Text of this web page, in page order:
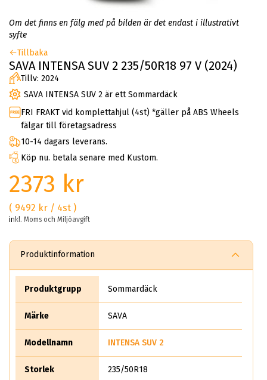
Om det finns en fälg med på bilden är det endast i illustrativt
syfte
Tillbaka
SAVA INTENSA SUV 2 235/50R18 97 V (2024)
Tillv: 2024
SAVA INTENSA SUV 2 är ett Sommardäck
FRI FRAKT vid komplettahjul (4st) *gäller på ABS Wheels
fälgar till företagsadress
10-14 dagars leverans.
Köp nu. betala senare med Kustom.
2373 kr
( 9492 kr / 4st )
inkl. Moms och Miljöavgift
Produktinformation
Produktgrupp Sommardäck
Märke SAVA
Modellnamn INTENSA SUV 2
Storlek 235/50R18